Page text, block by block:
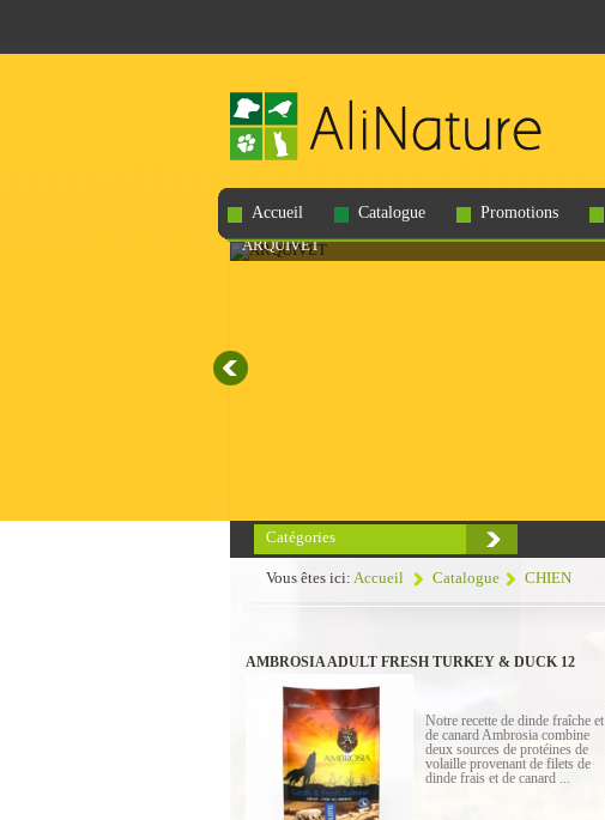
Accueil Catalogue Promotions
Catégories
Vous êtes ici: Accueil Catalogue CHIEN
AMBROSIA ADULT FRESH TURKEY & DUCK 12
Notre recette de dinde fraîche et
de canard Ambrosia combine
deux sources de protéines de
volaille provenant de filets de
dinde frais et de canard ...